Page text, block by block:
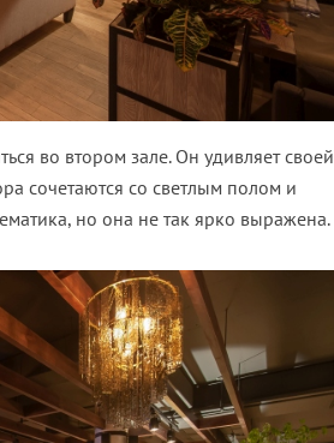
во втором зале. Он удивляет своей
сочетаются со светлым полом и
но она не так ярко выражена.